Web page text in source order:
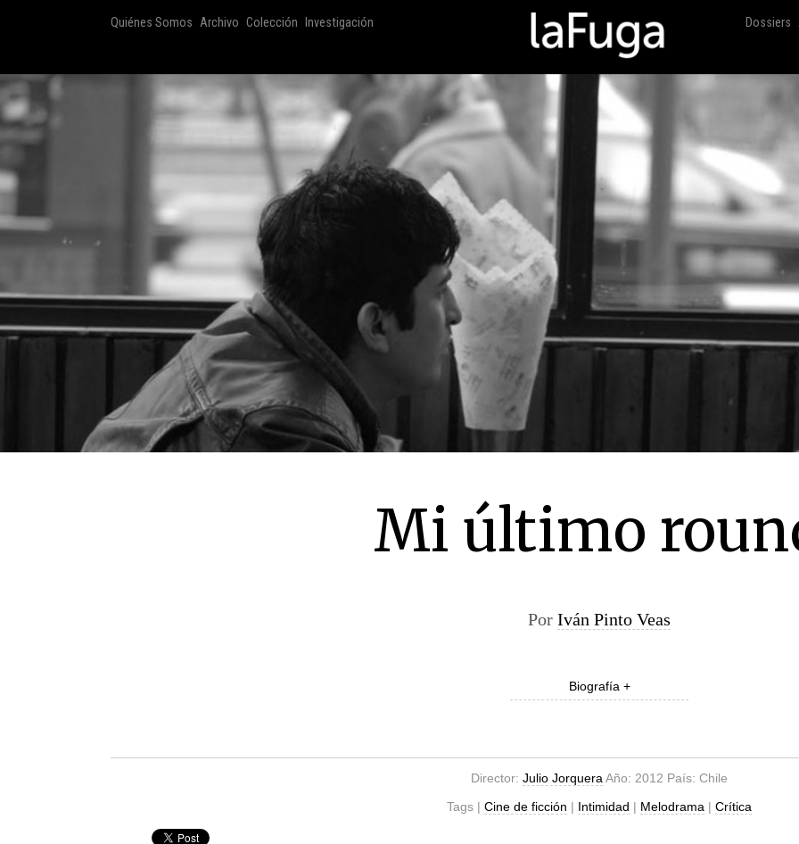
Quiénes Somos Archivo Colección Investigación Dossiers
Mi último
Por Iván Pinto Veas
Biografía +
Director: Julio Jorquera Año: 2012 País: Chile
Tags | Cine de ficción | Intimidad | Melodrama | Crítica